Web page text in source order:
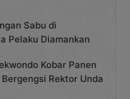
Sabu di
Pelaku Diamankan
Kobar Panen
Rektor Unda